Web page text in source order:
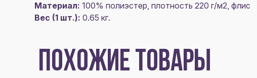
Материал: 100% полиэстер, плотность 220 г/м2, флис
Вес (1 шт.): 0.65 кг.
ПОХОЖИЕ ТОВАРЫ